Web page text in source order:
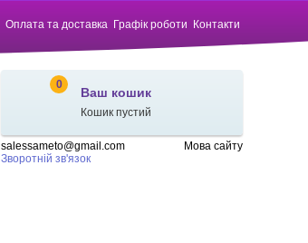
Оплата та доставка Графік роботи Контакти
0
Ваш кошик
Кошик пустий
salessameto@gmail.com
Зворотній зв'язок
Мова сайту